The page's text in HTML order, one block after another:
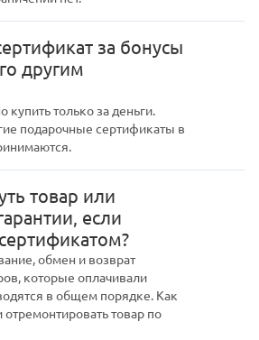
за бонусы
другим
купить только за деньги.
подарочные сертификаты в
товар или
если
обмен и возврат
которые оплачивали
в общем порядке. Как
товар по